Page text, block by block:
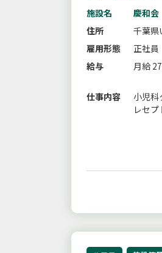
施設名
慶和
住所
千葉県
雇用形態
正社員
給与
月給
仕事内容
小児科
レセ